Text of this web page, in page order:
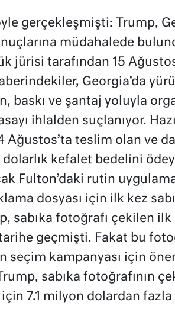
gerçekleşmişti: Trump,
müdahalede
jürisi tarafından 15
Georgia’da
baskı ve şantaj yoluyla
ihlalden suçlanıyor.
Ağustos’ta teslim olan ve
kefalet bedelini
Fulton’daki rutin
dosyası için ilk kez
sabıka fotoğrafı çekilen ilk
geçmişti. Fakat bu
seçim kampanyası için
sabıka fotoğrafının
7.1 milyon dolardan fazla